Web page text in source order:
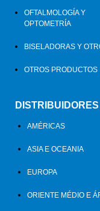
OFTALMOLOGÍA Y
OPTOMETRÍA
BISELADORAS Y
OTROS PRODUCTOS
DISTRIBUIDORES
AMÉRICAS
ASIA E OCEANIA
EUROPA
ORIENTE MÉDIO E